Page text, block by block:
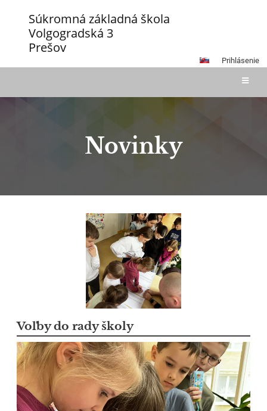
Súkromná základná škola
Volgogradská 3
Prešov
Prihlásenie
Novinky
Voľby do rady školy